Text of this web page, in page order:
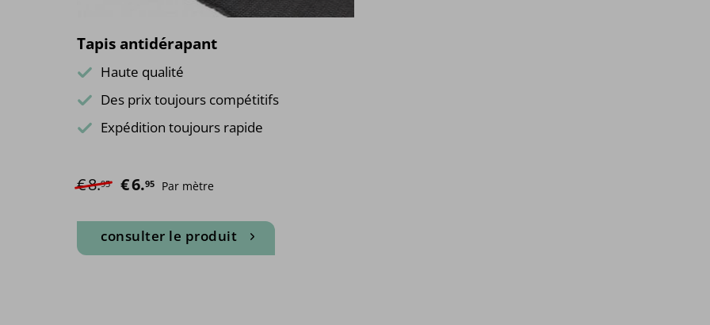
Tapis antidérapant
Haute qualité
Des prix toujours compétitifs
Expédition toujours rapide
€8.95 Le prix initial était : €8.95.
€6.95 Le prix actuel est : €6.95.
Par mètre
consulter le produit